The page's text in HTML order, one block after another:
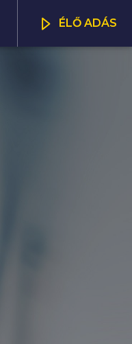
ÉLŐ ADÁS